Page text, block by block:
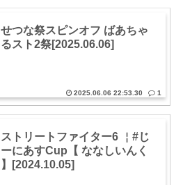
せつな祭スピンオフ ばあちゃ
るスト2祭[2025.06.06]
2025.06.06 22:53.30 1
ストリートファイター6 ￤#じ
ーにあすCup【 ななしいんく
】[2024.10.05]